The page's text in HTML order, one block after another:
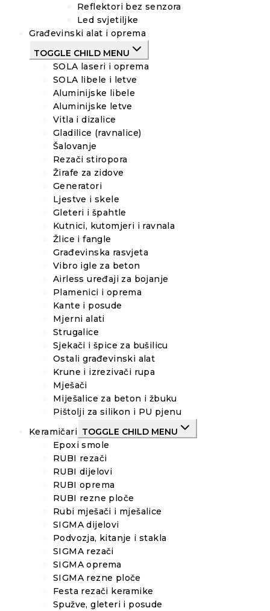
Reflektori bez senzora
Led svjetiljke
Građevinski alat i oprema
TOGGLE CHILD MENU
SOLA laseri i oprema
SOLA libele i letve
Aluminijske libele
Aluminijske letve
Vitla i dizalice
Gladilice (ravnalice)
Šalovanje
Rezači stiropora
Žirafe za zidove
Generatori
Ljestve i skele
Gleteri i špahtle
Kutnici, kutomjeri i ravnala
Žlice i fangle
Građevinska rasvjeta
Vibro igle za beton
Airless uređaji za bojanje
Plamenici i oprema
Kante i posude
Mjerni alati
Strugalice
Sjekači i špice za bušilicu
Ostali građevinski alat
Krune i izrezivači rupa
Mješači
Miješalice za beton i žbuku
Pištolji za silikon i PU pjenu
Keramičari TOGGLE CHILD MENU
Epoxi smole
RUBI rezači
RUBI dijelovi
RUBI oprema
RUBI rezne ploče
Rubi mješači i mješalice
SIGMA dijelovi
Podvozja, kitanje i stakla
SIGMA rezači
SIGMA oprema
SIGMA rezne ploče
Festa rezači keramike
Spužve, gleteri i posude